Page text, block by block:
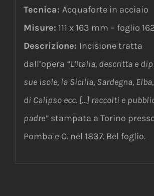
Tecnica: Acquaforte in acciaio
Misure: 111 x 163 mm – foglio
Descrizione: Incisione tratta
dall’opera “L’Italia, descritta e
sue isole, la Sicilia, Sardegna,
di Calipso ecc. […] raccolti e
padre”stampata a Torino
Pomba e C. nel 1837. Bel foglio.